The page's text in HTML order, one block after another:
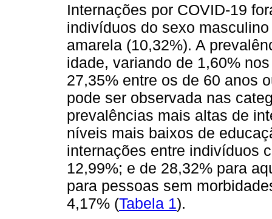
Internações por COVID-19
indivíduos do sexo
amarela (10,32%). A
idade, variando de 1,60%
27,35% entre os de 60 anos
pode ser observada nas
prevalências mais altas de
níveis mais baixos de
internações entre indivíduos
12,99%; e de 28,32% para
para pessoas sem
4,17% (Tabela 1).